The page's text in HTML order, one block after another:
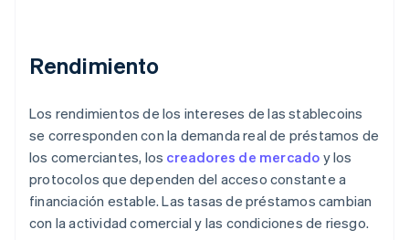
Rendimiento
Los rendimientos de los intereses de las stablecoins
se corresponden con la demanda real de préstamos de
los comerciantes, los creadores de mercado y los
protocolos que dependen del acceso constante a
financiación estable. Las tasas de préstamos cambian
con la actividad comercial y las condiciones de riesgo.